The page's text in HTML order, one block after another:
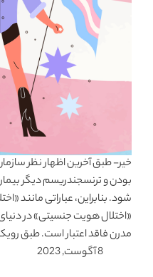
خیر- طبق آخرین اظهار نظر
بودن و ترنسجندریسم دیگر
شود. بنابراین، عباراتی مانند
«اختلال هویت جنسیتی» در
مدرن فاقد اعتبار است. طبق
8 آگوست, 2023